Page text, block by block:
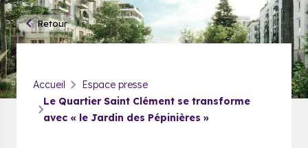
Accueil
Espace presse
Le Quartier Saint Clément se transforme
avec « le Jardin des Pépinières »
Retour